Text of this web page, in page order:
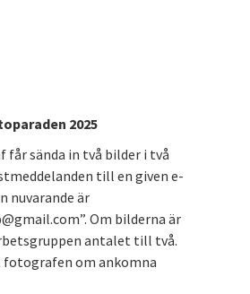
2025
får sända in två bilder i två
till en given e-
nuvarande är
Om bilderna är
antalet till två.
fotografen om ankomna